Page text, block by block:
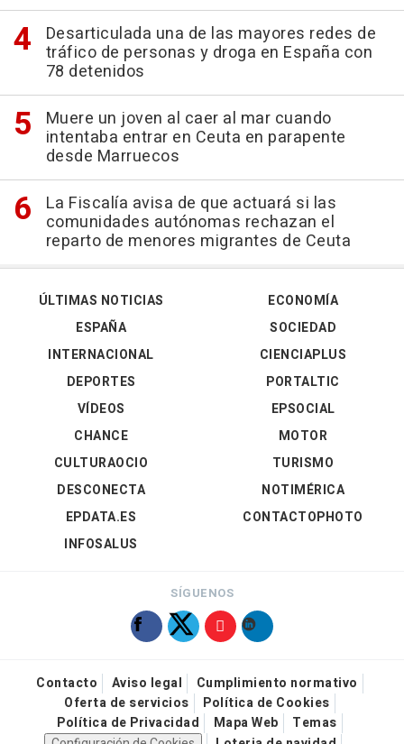
Desarticulada una de las mayores redes de
tráfico de personas y droga en España con
78 detenidos
Muere un joven al caer al mar cuando
intentaba entrar en Ceuta en parapente
desde Marruecos
La Fiscalía avisa de que actuará si las
comunidades autónomas rechazan el
reparto de menores migrantes de Ceuta
ÚLTIMAS NOTICIAS
ESPAÑA
INTERNACIONAL
DEPORTES
VÍDEOS
ECONOMÍA
SOCIEDAD
CIENCIAPLUS
PORTALTIC
EPSOCIAL
CHANCE
CULTURAOCIO
DESCONECTA
EPDATA.ES
INFOSALUS
MOTOR
TURISMO
NOTIMÉRICA
CONTACTOPHOTO
SÍGUENOS
Contacto Aviso legal
Cumplimiento normativo
Oferta de servicios
Política de Cookies
Política de Privacidad
Mapa Web
Temas